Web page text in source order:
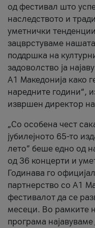
од фестивал што
наследството и
уметнички
зацврстуваме
поддршка на
задоволство ја
A1 Македонија како
наредните години“,
извршен директор
„Со особена чест
јубилејното 65-то
лето” беше едно од
од 36 концерти и
Годинава го
партнерство со А1
фестивалот да се
месеци. Во рамките
програма